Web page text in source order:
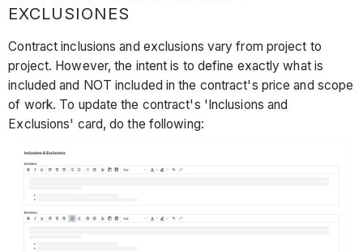
EXCLUSIONES
Contract inclusions and exclusions vary from project to
project. However, the intent is to define exactly what is
included and NOT included in the contract's price and scope
of work. To update the contract's 'Inclusions and
Exclusions' card, do the following: